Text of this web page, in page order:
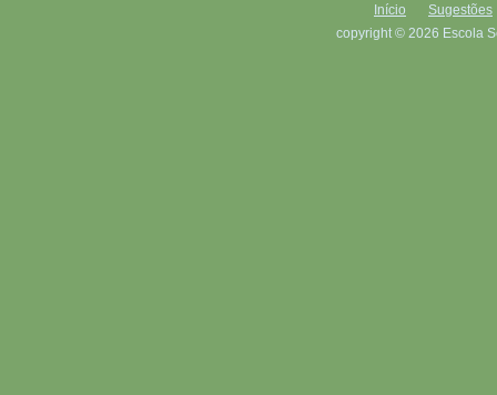
Início
Sugestões
copyright © 2026 Escola